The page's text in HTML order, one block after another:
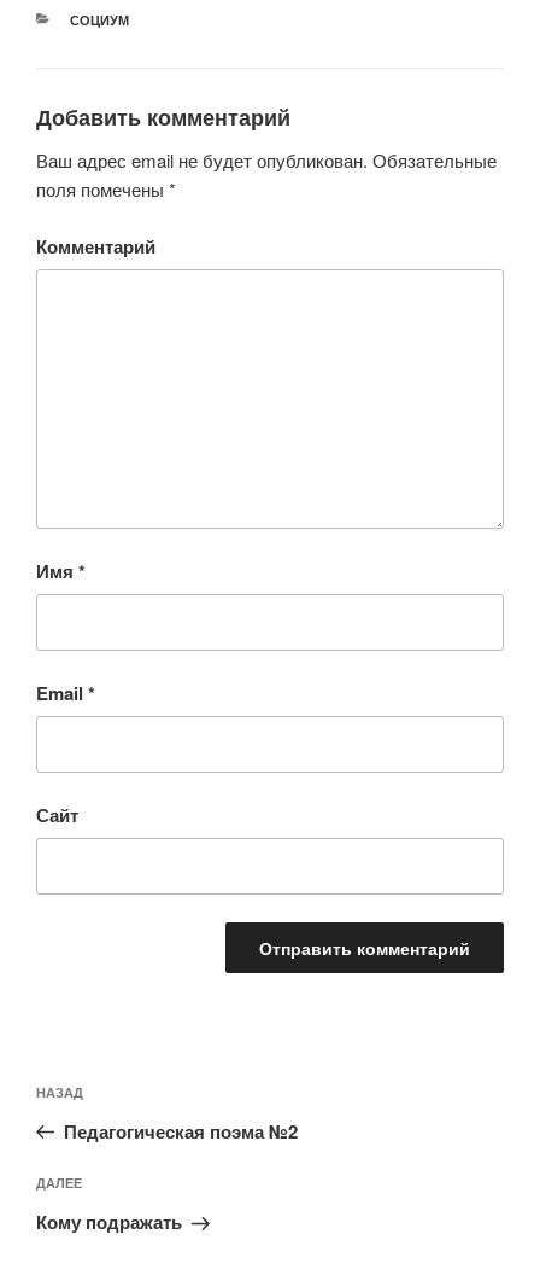
РУБРИКИ
СОЦИУМ
Добавить комментарий
Ваш адрес email не будет опубликован. Обязательные
поля помечены *
Комментарий
Имя *
Email *
Сайт
по
записям
Предыдущая
запись:
НАЗАД
Педагогическая поэма №2
Следующая
запись
ДАЛЕЕ
Кому подражать